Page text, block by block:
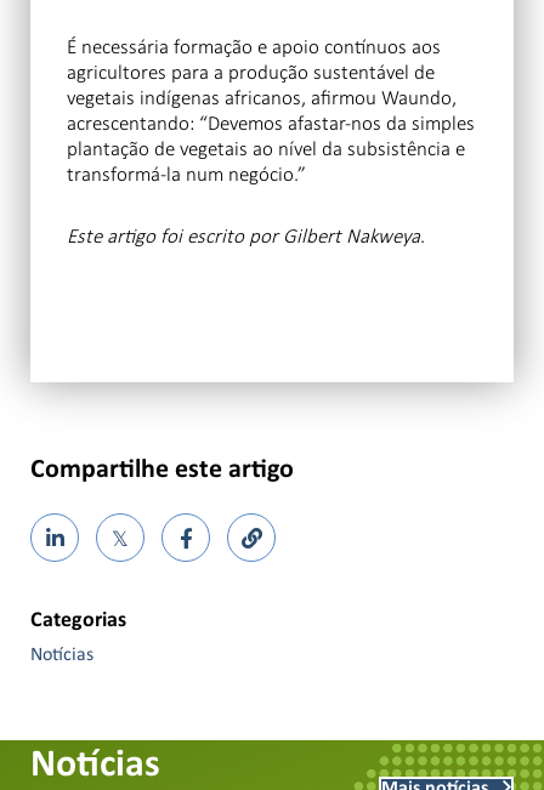
É necessária formação e apoio contínuos aos
agricultores para a produção sustentável de
vegetais indígenas africanos, afirmou Waundo,
acrescentando: “Devemos afastar-nos da simples
plantação de vegetais ao nível da subsistência e
transformá-la num negócio.”
Este artigo foi escrito por Gilbert Nakweya.
Compartilhe este artigo
𝕏
Categorias
Notícias
Notícias